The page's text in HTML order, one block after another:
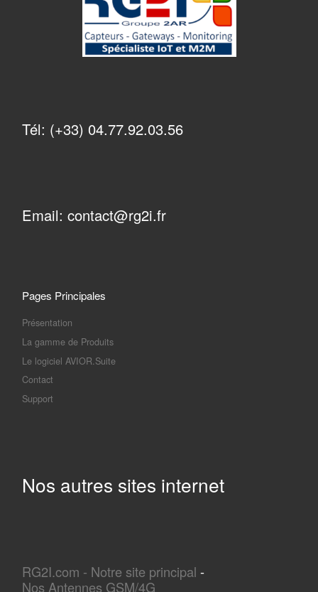
Tél: (+33) 04.77.92.03.56
Email: contact@rg2i.fr
Pages Principales
Présentation
La gamme de Produits
Le logiciel AVIOR.Suite
Contact
Support
Nos autres sites internet
RG2I.com - Notre site principal -
Nos Antennes GSM/4G